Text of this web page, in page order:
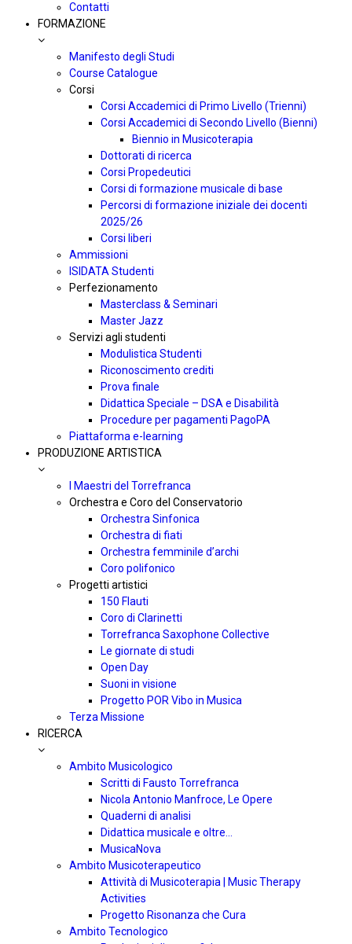
Contatti
FORMAZIONE
Manifesto degli Studi
Course Catalogue
Corsi
Corsi Accademici di Primo Livello (Trienni)
Corsi Accademici di Secondo Livello (Bienni)
Biennio in Musicoterapia
Dottorati di ricerca
Corsi Propedeutici
Corsi di formazione musicale di base
Percorsi di formazione iniziale dei docenti
2025/26
Corsi liberi
Ammissioni
ISIDATA Studenti
Perfezionamento
Masterclass & Seminari
Master Jazz
Servizi agli studenti
Modulistica Studenti
Riconoscimento crediti
Prova finale
Didattica Speciale – DSA e Disabilità
Procedure per pagamenti PagoPA
Piattaforma e-learning
PRODUZIONE ARTISTICA
I Maestri del Torrefranca
Orchestra e Coro del Conservatorio
Orchestra Sinfonica
Orchestra di fiati
Orchestra femminile d’archi
Coro polifonico
Progetti artistici
150 Flauti
Coro di Clarinetti
Torrefranca Saxophone Collective
Le giornate di studi
Open Day
Suoni in visione
Progetto POR Vibo in Musica
Terza Missione
RICERCA
Ambito Musicologico
Scritti di Fausto Torrefranca
Nicola Antonio Manfroce, Le Opere
Quaderni di analisi
Didattica musicale e oltre…
MusicaNova
Ambito Musicoterapeutico
Attività di Musicoterapia | Music Therapy
Activities
Progetto Risonanza che Cura
Ambito Tecnologico